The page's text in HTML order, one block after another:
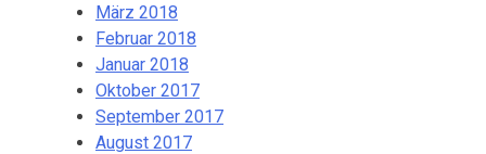
März 2018
Februar 2018
Januar 2018
Oktober 2017
September 2017
August 2017